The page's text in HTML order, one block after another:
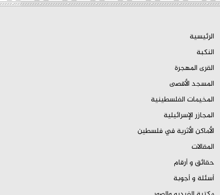
الرئيسية
النكبة
القرى المهجرة
المسجد الأقصى
المخيمات الفلسطينية
المجازر الإسرائيلية
الأماكن الأثرية في فلسطين
المقالات
حقائق و أرقام
أسئلة و أجوبة